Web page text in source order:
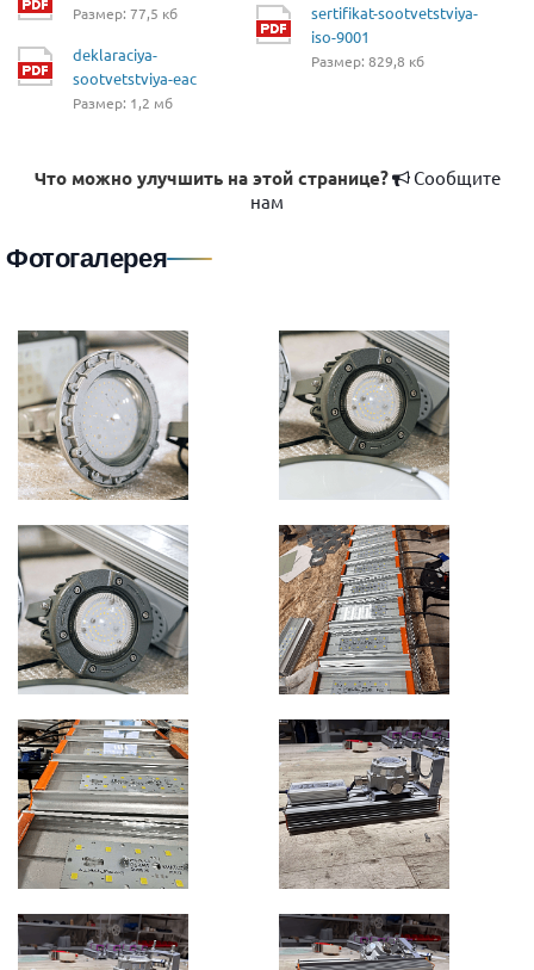
Размер: 77,5 кб
deklaraciya-
sootvetstviya-eac
Размер: 1,2 мб
sertifikat-sootvetstviya-
iso-9001
Размер: 829,8 кб
Что можно улучшить на этой странице?
Сообщите
нам
Фотогалерея